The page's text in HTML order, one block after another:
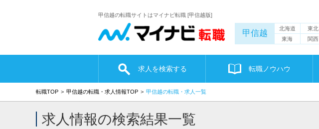
甲信越の転職サイトはマイナビ転職 [甲信越版]
甲信越 北海道 東北
東海
関西
求人を検索する 転職ノウハウ
転職TOP 甲信越の転職・求人情報TOP 甲信越の転職・求人一覧
求人情報の検索結果一覧